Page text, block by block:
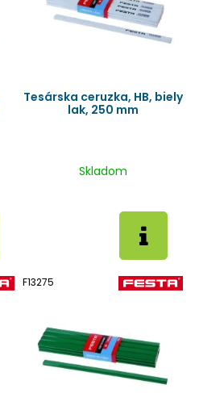
Tesárska ceruzka, HB, biely
lak, 250 mm
Skladom
F13275